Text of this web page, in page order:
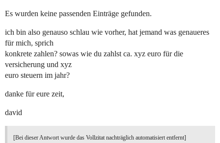
Es wurden keine passenden Einträge gefunden.
ich bin also genauso schlau wie vorher, hat jemand was genaueres
für mich, sprich
konkrete zahlen? sowas wie du zahlst ca. xyz euro für die
versicherung und xyz
euro steuern im jahr?
danke für eure zeit,
david
[Bei dieser Antwort wurde das Vollzitat nachträglich automatisiert entfernt]